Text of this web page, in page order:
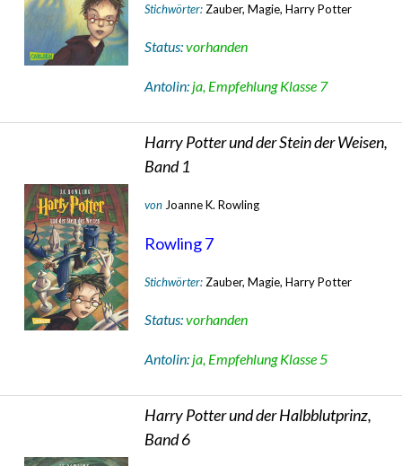
Stichwörter: Zauber, Magie, Harry Potter
Status:vorhanden
Antolin: ja, Empfehlung Klasse 7
Harry Potter und der Stein der Weisen,
Band 1
von Joanne K. Rowling
Rowling 7
Stichwörter: Zauber, Magie, Harry Potter
Status:vorhanden
Antolin: ja, Empfehlung Klasse 5
Harry Potter und der Halbblutprinz,
Band 6